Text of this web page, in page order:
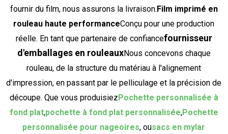
fournir du film, nous assurons la livraison.Film imprimé en
rouleau haute performanceConçu pour une production
réelle. En tant que partenaire de confiancefournisseur
d'emballages en rouleauxNous concevons chaque
rouleau, de la structure du matériau à l'alignement
d'impression, en passant par le pelliculage et la précision de
découpe. Que vous produisiezPochette personnalisée à
fond plat,pochette à fond plat personnalisée,Pochette
personnalisée pour nageoires, ousacs en mylar